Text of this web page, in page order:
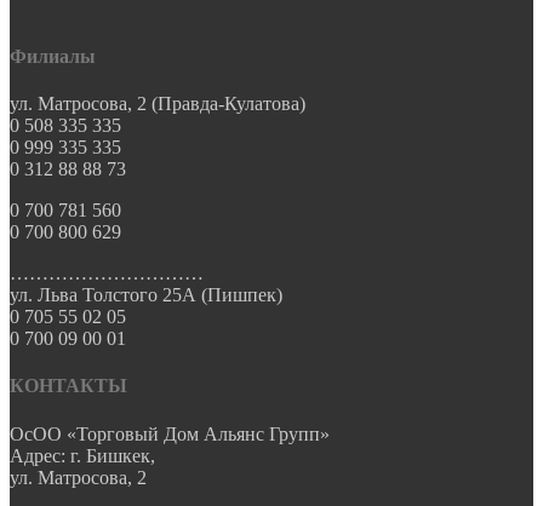
Филиалы
ул. Матросова, 2 (Правда-Кулатова)
0 508 335 335
0 999 335 335
0 312 88 88 73
0 700 781 560
0 700 800 629
…………………………
ул. Льва Толстого 25А (Пишпек)
0 705 55 02 05
0 700 09 00 01
КОНТАКТЫ
ОсОО «Торговый Дом Альянс Групп»
Адрес: г. Бишкек,
ул. Матросова, 2